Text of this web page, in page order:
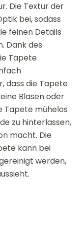
Die Textur der
bei, sodass
feinen Details
Dank des
Tapete
dass die Tapete
Blasen oder
Tapete mühelos
zu hinterlassen,
macht. Die
kann bei
werden,